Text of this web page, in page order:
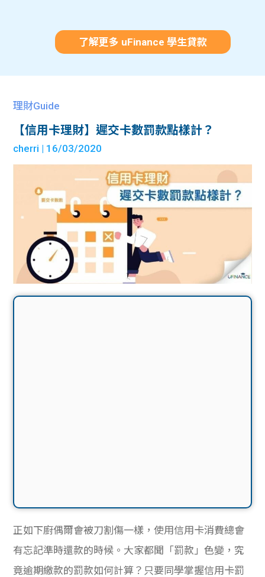
了解更多 uFinance 學生貸款
理財Guide
【信用卡理財】遲交卡數罰款點樣計？
cherri | 16/03/2020
正如下廚偶爾會被刀割傷一樣，使用信用卡消費總會
有忘記準時還款的時候。大家都聞「罰款」色變，究
竟逾期繳款的罰款如何計算？只要同學掌握信用卡罰